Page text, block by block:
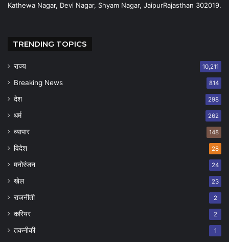
Kathewa Nagar, Devi Nagar, Shyam Nagar, JaipurRajasthan 302019.
TRENDING TOPICS
राज्य 10,211
Breaking News 814
देश 298
धर्म 262
व्यापार 148
विदेश 28
मनोरंजन 24
खेल 23
राजनीती 2
करियर 2
तकनीकी 1